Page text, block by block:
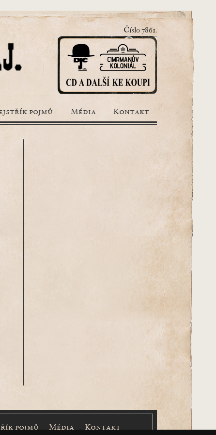
Číslo 7861.
pojmů Média Kontakt
pojmů Média Kontakt